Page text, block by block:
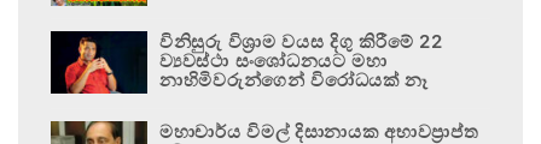
විනිසුරු විශ්‍රාම වයස දිගු කිරීමේ 22
ව්‍යවස්ථා සංශෝධනයට මහා
නාහිමිවරුන්ගෙන් විරෝධයක් නෑ
මහාචාර්ය විමල් දිසානායක අභාවප්‍රාප්ත